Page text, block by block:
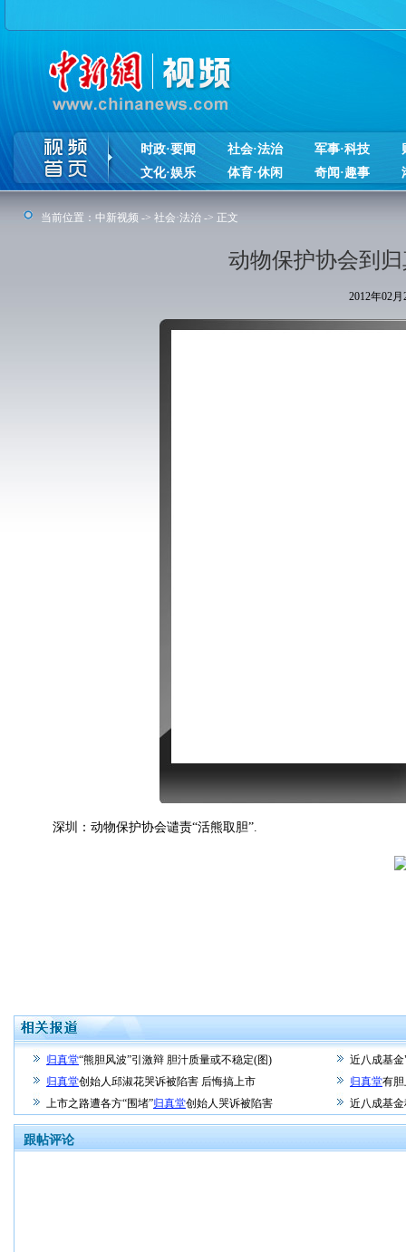
时政·要闻 社会·法治 军事·科技
文化·娱乐
体育·休闲 奇闻·趣事
当前位置： 中新视频 -> 社会·法治 -> 正文
动物保护协会到
2012年02
深圳：动物保护协会谴责“活熊取胆”.
归真堂“熊胆风波”引激辩 胆汁质量或不稳定(图)
近八成基
归真堂创始人邱淑花哭诉被陷害 后悔搞上市 归真堂有胆
上市之路遭各方“围堵”归真堂创始人哭诉被陷害 近八成基
跟帖评论